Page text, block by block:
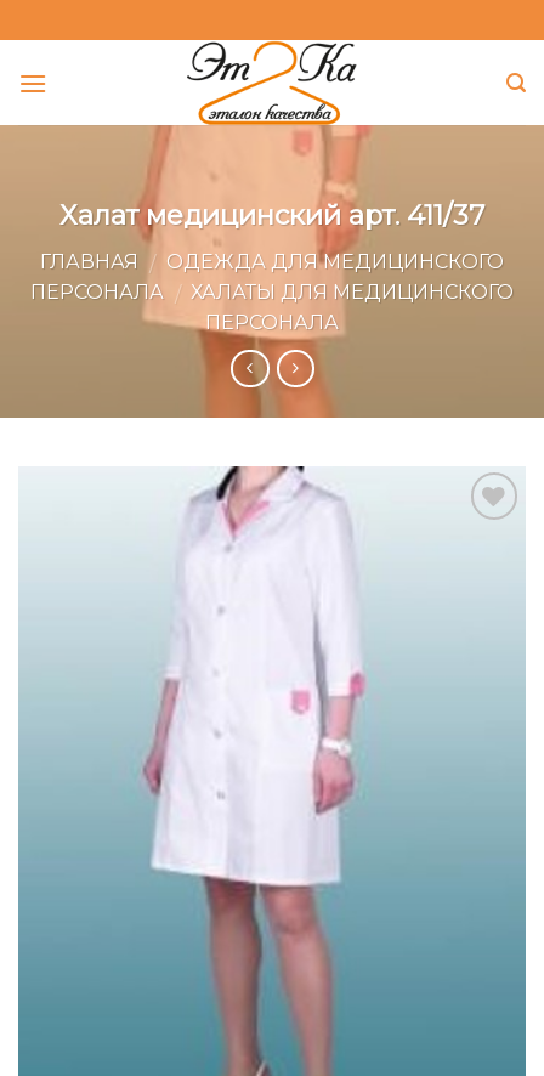
to
content
Халат медицинский арт. 411/37
ГЛАВНАЯ / ОДЕЖДА ДЛЯ МЕДИЦИНСКОГО
ПЕРСОНАЛА / ХАЛАТЫ ДЛЯ МЕДИЦИНСКОГО
ПЕРСОНАЛА